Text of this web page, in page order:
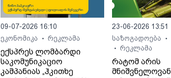
09-07-2026 16:10
ეკონომიკა
• რეკლამა
ექსპრეს ლომბარდი
საკომუნიკაციო
კამპანიას „ჰკითხე
23-06-2026 13:51
საზოგადოება
•
• რეკლამა
რატომ არის